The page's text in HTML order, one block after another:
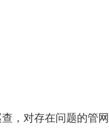
，对存在问题的管网